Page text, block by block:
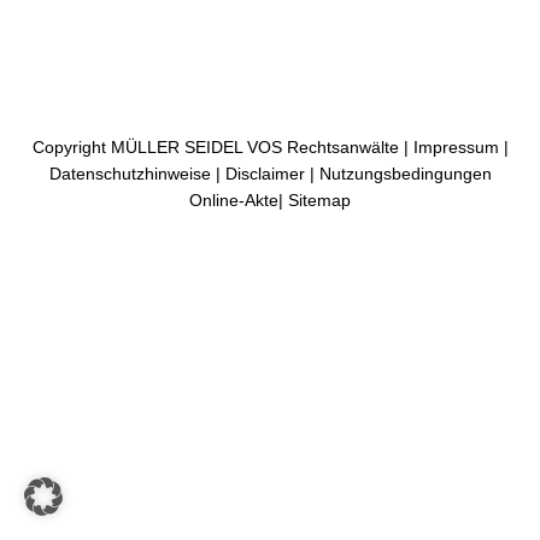
Copyright MÜLLER SEIDEL VOS Rechtsanwälte | Impressum |
Datenschutzhinweise| Disclaimer| Nutzungsbedingungen
Online-Akte| Sitemap